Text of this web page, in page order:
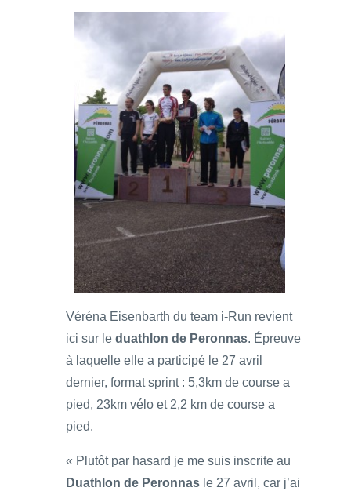
Véréna Eisenbarth du team i-Run revient
ici sur le duathlon de Peronnas. Épreuve
à laquelle elle a participé le 27 avril
dernier, format sprint : 5,3km de course a
pied, 23km vélo et 2,2 km de course a
pied.
« Plutôt par hasard je me suis inscrite au
Duathlon de Peronnas le 27 avril, car j’ai